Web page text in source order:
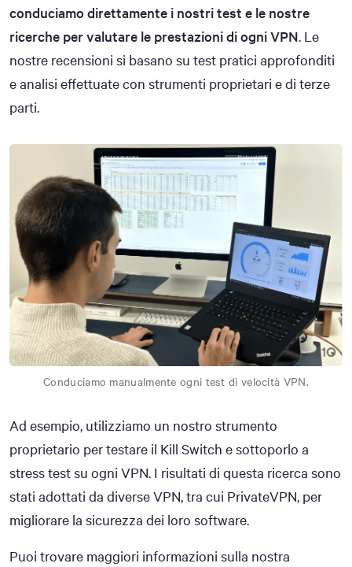
conduciamo direttamente i nostri test e le nostre
ricerche per valutare le prestazioni di ogni VPN. Le
nostre recensioni si basano su test pratici approfonditi
e analisi effettuate con strumenti proprietari e di terze
parti.
Conduciamo manualmente ogni test di velocità VPN.
Ad esempio, utilizziamo un nostro strumento
proprietario per testare il Kill Switch e sottoporlo a
stress test su ogni VPN. I risultati di questa ricerca sono
stati adottati da diverse VPN, tra cui PrivateVPN, per
migliorare la sicurezza dei loro software.
Puoi trovare maggiori informazioni sulla nostra